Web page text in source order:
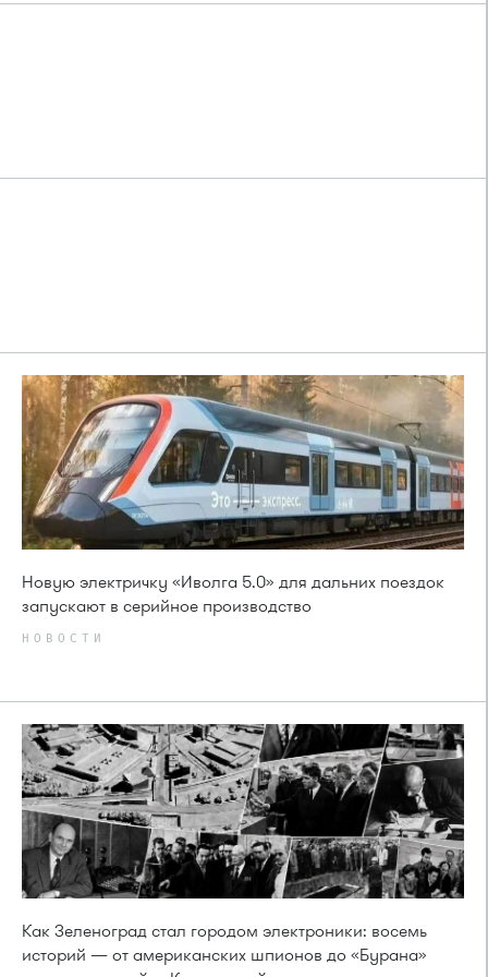
Новую электричку «Иволга 5.0» для дальних поездок
запускают в серийное производство
НОВОСТИ
Как Зеленоград стал городом электроники: восемь
историй — от американских шпионов до «Бурана»